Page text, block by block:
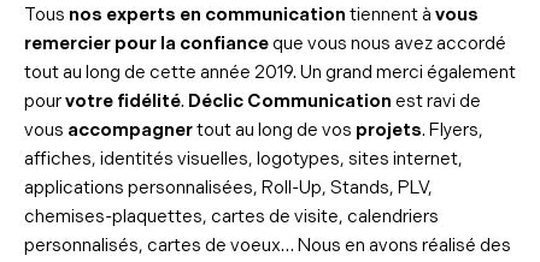
Tous nos experts en communication tiennent à vous
remercier pour la confiance que vous nous avez accordé
tout au long de cette année 2019. Un grand merci également
pourvotre fidélité. Déclic Communication est ravi de
vous accompagnertout au long de vos projets. Flyers,
affiches, identités visuelles, logotypes, sites internet,
applications personnalisées, Roll-Up, Stands, PLV,
chemises-plaquettes, cartes de visite, calendriers
personnalisés, cartes de voeux… Nous en avons réalisé des